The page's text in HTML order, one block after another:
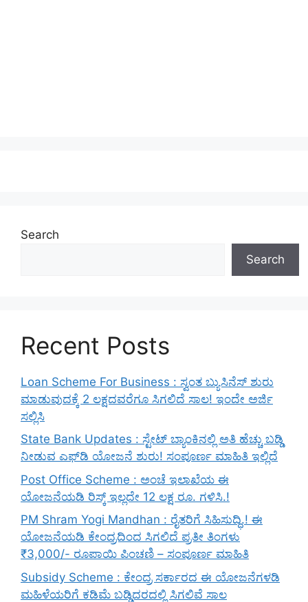
Search
Search
Recent Posts
Loan Scheme For Business : ಸ್ವಂತ ಬ್ಯುಸಿನೆಸ್ ಶುರು
ಮಾಡುವುದಕ್ಕೆ 2 ಲಕ್ಷದವರೆಗೂ ಸಿಗಲಿದೆ ಸಾಲ! ಇಂದೇ ಅರ್ಜಿ
ಸಲ್ಲಿಸಿ
State Bank Updates : ಸ್ಟೇಟ್ ಬ್ಯಾಂಕಿನಲ್ಲಿ ಅತಿ ಹೆಚ್ಚು ಬಡ್ಡಿ
ನೀಡುವ ಎಫ್‌ಡಿ ಯೋಜನೆ ಶುರು! ಸಂಪೂರ್ಣ ಮಾಹಿತಿ ಇಲ್ಲಿದೆ
Post Office Scheme : ಅಂಚೆ ಇಲಾಖೆಯ ಈ
ಯೋಜನೆಯಡಿ ರಿಸ್ಕ್‌ ಇಲ್ಲದೇ 12 ಲಕ್ಷ ರೂ. ಗಳಿಸಿ.!
PM Shram Yogi Mandhan : ರೈತರಿಗೆ ಸಿಹಿಸುದ್ಧಿ.! ಈ
ಯೋಜನೆಯಡಿ ಕೇಂದ್ರದಿಂದ ಸಿಗಲಿದೆ ಪ್ರತೀ ತಿಂಗಳು
₹3,000/- ರೂಪಾಯಿ ಪಿಂಚಣಿ – ಸಂಪೂರ್ಣ ಮಾಹಿತಿ
Subsidy Scheme : ಕೇಂದ್ರ ಸರ್ಕಾರದ ಈ ಯೋಜನೆಗಳಡಿ
ಮಹಿಳೆಯರಿಗೆ ಕಡಿಮೆ ಬಡ್ಡಿದರದಲ್ಲಿ ಸಿಗಲಿವೆ ಸಾಲ